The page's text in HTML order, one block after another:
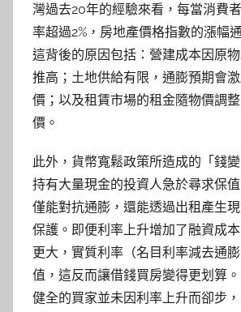
灣過去20年的經驗來看，每當消費
率超過2%，房地產價格指數的漲幅
這背後的原因包括：營建成本因原
推高；土地供給有限，通膨預期會
價；以及租賃市場的租金隨物價調
價。
此外，貨幣寬鬆政策所造成的「錢
持有大量現金的投資人急於尋求保
僅能對抗通膨，還能透過出租產生
保護。即便利率上升增加了融資成
更大，實質利率（名目利率減去通
值，這反而讓借錢買房變得更划算
健全的買家並未因利率上升而卻步